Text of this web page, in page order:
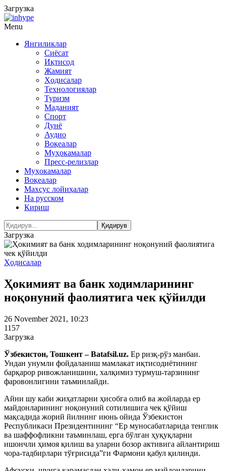
Загрузка
Menu
Янгиликлар
Сиёсат
Иқтисод
Жамият
Ҳодисалар
Технологиялар
Туризм
Маданият
Спорт
Дунё
Аудио
Воқеалар
Муҳокамалар
Пресс-релизлар
Муҳокамалар
Воқеалар
Махсус лойиҳалар
На русском
Кириш
Загрузка
Ҳодисалар
Ҳокимият ва банк ходимларининг
ноқонуний фаолиятига чек қўйилди
26 November 2021, 10:23
1157
Загрузка
Ўзбекистон, Тошкент – Batafsil.uz. Ер ризқ-рўз манбаи.
Ундан унумли фойдаланиш мамлакат иқтисодиётининг
барқарор ривожланишини, халқимиз турмуш-тарзининг
фаровонлигини таъминлайди.
Айни шу каби жиҳатларни ҳисобга олиб ва жойларда ер
майдонларининг ноқонуний сотилишига чек қўйиш
мақсадида жорий йилнинг июнь ойида Ўзбекистон
Республикаси Президентининг “Ер муносабатларида тенглик
ва шаффофликни таъминлаш, ерга бўлган ҳуқуқларни
ишончли ҳимоя қилиш ва уларни бозор активига айлантириш
чора-тадбирлари тўғрисида”ги Фармони қабул қилинди.